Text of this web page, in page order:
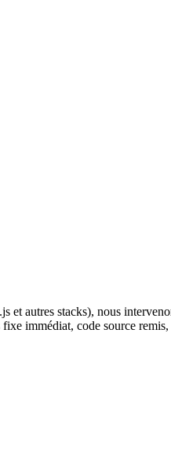
autres stacks), nous
immédiat, code source